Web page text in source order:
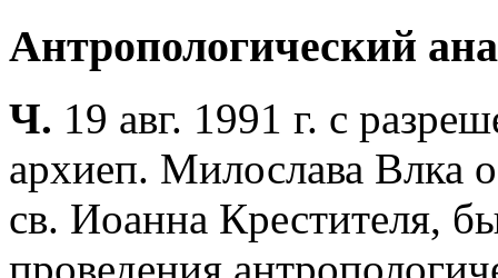
Антропологический
Ч. 19 авг. 1991 г. с
архиеп. Милослава Влка
св. Иоанна Крестителя,
проведения